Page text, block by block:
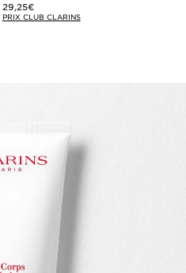
Prix Club Clarins 29,25€
29,25€
PRIX CLUB CLARINS